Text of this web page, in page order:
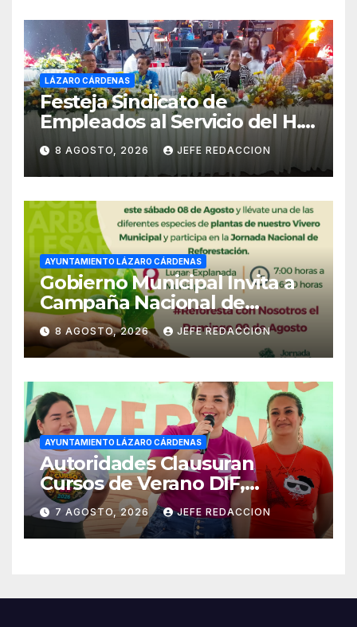
LÁZARO CÁRDENAS
Festeja Sindicato de
Empleados al Servicio del H.
Ayuntamiento de LZC Día del
Empleado Municipal
8 AGOSTO, 2026 JEFE REDACCION
AYUNTAMIENTO LÁZARO CÁRDENAS
Gobierno Municipal Invita a
Campaña Nacional de
Reforestación
8 AGOSTO, 2026 JEFE REDACCION
AYUNTAMIENTO LÁZARO CÁRDENAS
Autoridades Clausuran
Cursos de Verano DIF,
Seguridad Pública y Casa de
Cultura 2026
7 AGOSTO, 2026 JEFE REDACCION